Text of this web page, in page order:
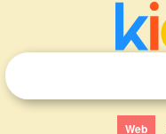
Web